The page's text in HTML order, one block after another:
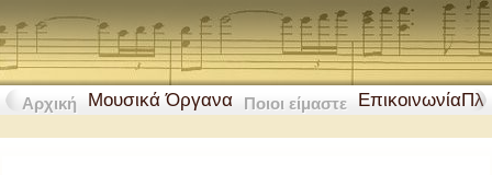
Αρχική Μουσικά Όργανα Ποιοι είμαστε Επικοινωνία